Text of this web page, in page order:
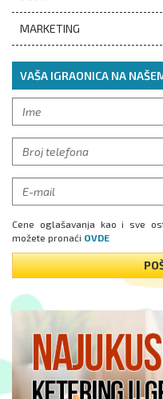
Cene oglašavanja kao i sve